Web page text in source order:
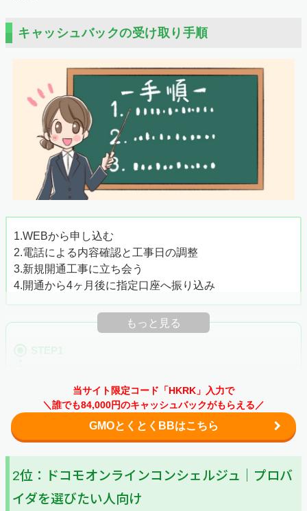
キャッシュバックの受け取り手順
1.WEBから申し込む
2.電話による内容確認と工事日の調整
3.新規開通工事に立ち会う
4.開通から4ヶ月後に指定口座へ振り込み
STEP1
まずは、GMOとくとくBBの「 WEBサイト」にアクセスし
ましょう。サイトを開いたら、ページ上段の「お申込み」
という赤いボタンを押してください。
SMSメールで届くので確認しましょう。ちなみに、どち
す。
もっと見る
当サイト限定コード「HKRK」入力で
＼誰でも84,000円のキャッシュバックがもらえる／
GMOとくとくBBはこちら
2位：ドコモオンラインコンシェルジュ｜プロバ
イダを選びたい人向け